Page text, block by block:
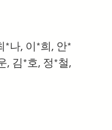
*나, 이*희, 안*
, 김*호, 정*철,